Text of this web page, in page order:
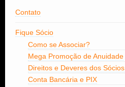
Contato
Fique Sócio
Como se Associar?
Mega Promoção de Anuidade
Direitos e Deveres dos Sócios
Conta Bancária e PIX